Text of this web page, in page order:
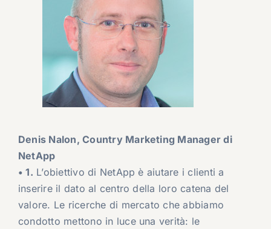
Denis Nalon, Country Marketing Manager di
NetApp
• 1. L’obiettivo di NetApp è aiutare i clienti a
inserire il dato al centro della loro catena del
valore. Le ricerche di mercato che abbiamo
condotto mettono in luce una verità: le